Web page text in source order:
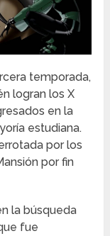
temporada,
logran los X
en la
estudiana.
por los
por fin
la búsqueda
fue